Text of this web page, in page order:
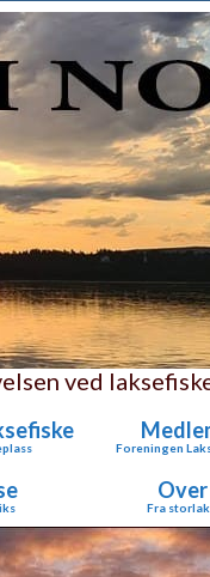
ved
Foreningen
Over
Fra